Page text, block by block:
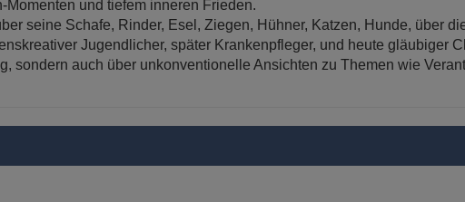
und tiefem inneren Frieden.
seine Schafe, Rinder, Esel, Ziegen, Hühner, Katzen, Hunde, über
Jugendlicher, später Krankenpfleger, und heute gläubiger
sondern auch über unkonventionelle Ansichten zu Themen wie